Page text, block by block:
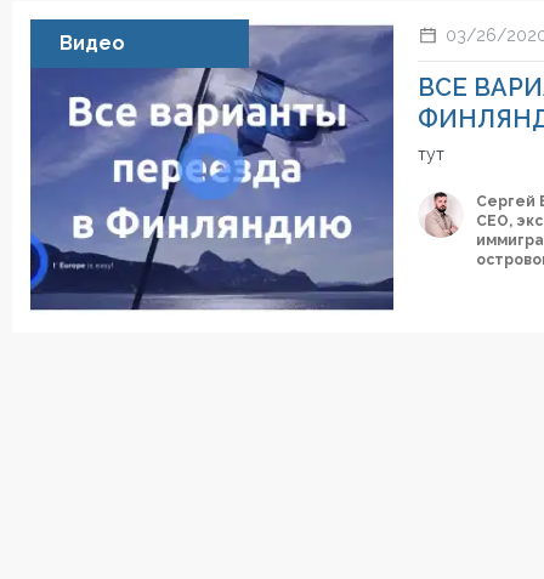
Видео 03/26/
ВСЕ
тут
Сергей
СЕО,